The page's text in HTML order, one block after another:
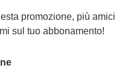
promozione, più amici
sul tuo abbonamento!